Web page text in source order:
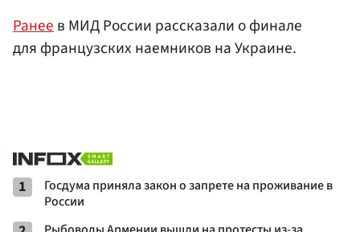
Ранеев МИД России рассказали о финале
для французских наемников на Украине.
1
Госдума приняла закон о запрете на проживание в
России